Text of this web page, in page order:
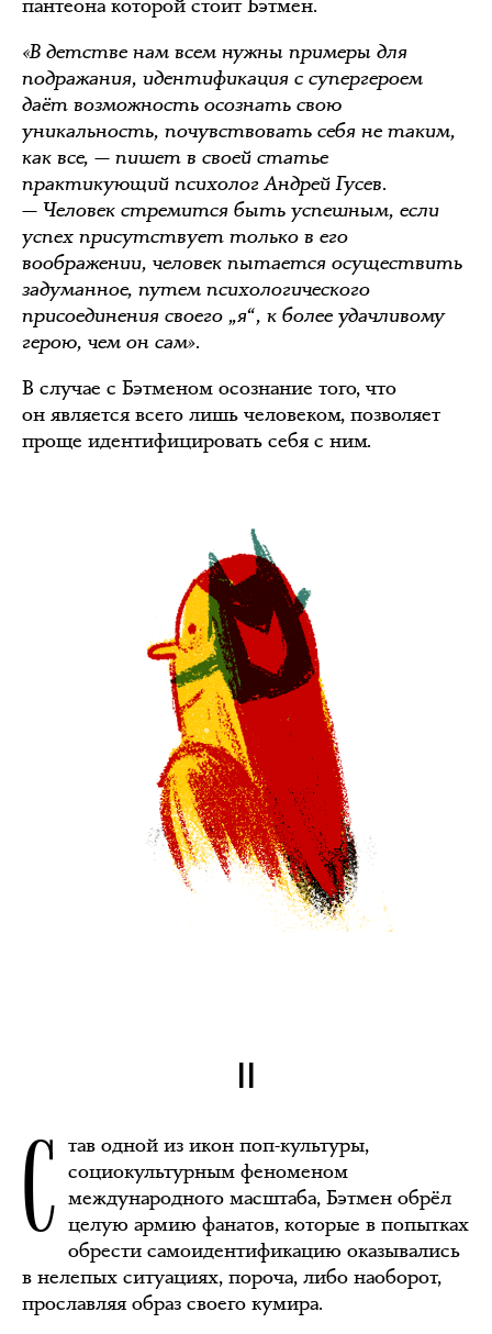
пантеона которой стоит Бэтмен.
«В детстве нам всем нужны примеры для
подражания, идентификация с супергероем
даёт возможность осознать свою
уникальность, почувствовать себя не таким,
как все, — пишет в своей статье
практикующий психолог Андрей Гусев.
— Человек стремится быть успешным, если
успех присутствует только в его
воображении, человек пытается осуществить
задуманное, путем психологического
присоединения своего „я“, к более удачливому
герою, чем он сам».
В случае с Бэтменом осознание того, что
он является всего лишь человеком, позволяет
проще идентифицировать себя с ним.
С тав одной из икон поп-культуры,
социокультурным феноменом
международного масштаба, Бэтмен обрёл
целую армию фанатов, которые в попытках
обрести самоидентификацию оказывались
в нелепых ситуациях, пороча, либо наоборот,
прославляя образ своего кумира.